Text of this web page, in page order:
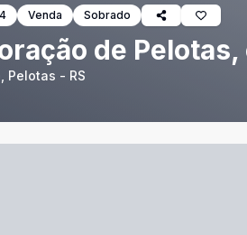
Venda Sobrado
de
Pelotas - RS